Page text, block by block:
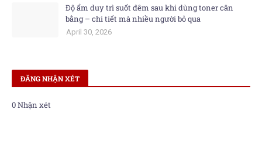
Độ ẩm duy trì suốt đêm sau khi dùng toner cân
bằng – chi tiết mà nhiều người bỏ qua
April 30, 2026
ĐĂNG NHẬN XÉT
0 Nhận xét